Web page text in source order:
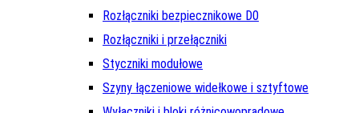
Rozłączniki bezpiecznikowe D0
Rozłączniki i przełączniki
Styczniki modułowe
Szyny łączeniowe widełkowe i sztyftowe